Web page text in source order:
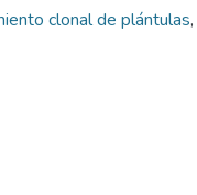
clonal de plántulas,